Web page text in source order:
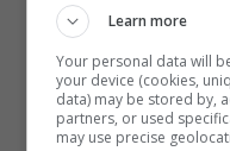
Learn more
Your personal data will
your device (cookies,
data) may be stored by,
partners, or used
may use precise